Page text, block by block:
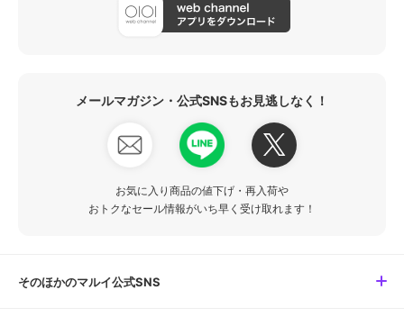
メールマガジン・公式SNSもお見逃しなく！
お気に入り商品の値下げ・再入荷や
おトクなセール情報がいち早く受け取れます！
そのほかのマルイ公式SNS